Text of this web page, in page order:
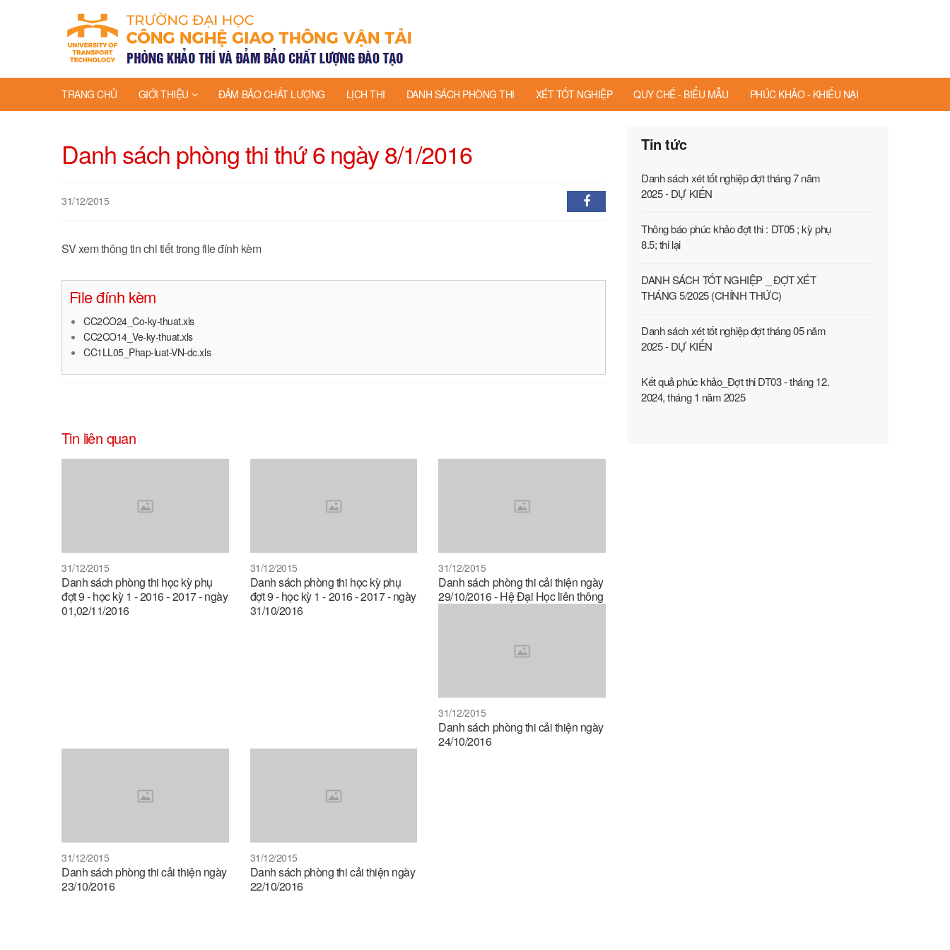
TRANG CHỦ GIỚI THIỆU ĐẢM BẢO CHẤT LƯỢNG LỊCH THI DANH SÁCH PHÒNG THI XÉT TỐT NGHIỆP QUY CHẾ - BIỂU MẪU PHÚC KHẢO - KHIẾU NẠI
Danh sách phòng thi thứ 6 ngày 8/1/2016
31/12/2015
SV xem thông tin chi tiết trong file đính kèm
File đính kèm
CC2CO24_Co-ky-thuat.xls
CC2CO14_Ve-ky-thuat.xls
CC1LL05_Phap-luat-VN-dc.xls
Tin liên quan
31/12/2015
Danh sách phòng thi học kỳ phụ
đợt 9 - học kỳ 1 - 2016 - 2017 - ngày
01,02/11/2016
31/12/2015
Danh sách phòng thi học kỳ phụ
đợt 9 - học kỳ 1 - 2016 - 2017 - ngày
31/10/2016
31/12/2015
Danh sách phòng thi cải thiện ngày
29/10/2016 - Hệ Đại Học liên thông
31/12/2015
Danh sách phòng thi cải thiện ngày
24/10/2016
31/12/2015
Danh sách phòng thi cải thiện ngày
23/10/2016
31/12/2015
Danh sách phòng thi cải thiện ngày
22/10/2016
Tin tức
Danh sách xét tốt nghiệp đợt tháng 7 năm
2025 - DỰ KIẾN
Thông báo phúc khảo đợt thi : DT05 ; kỳ phụ
8.5; thi lại
DANH SÁCH TỐT NGHIỆP _ ĐỢT XÉT
THÁNG 5/2025 (CHÍNH THỨC)
Danh sách xét tốt nghiệp đợt tháng 05 năm
2025 - DỰ KIẾN
Kết quả phúc khảo_Đợt thi DT03 - tháng 12.
2024, tháng 1 năm 2025